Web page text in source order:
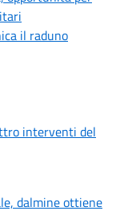
il raduno
interventi del
dalmine ottiene